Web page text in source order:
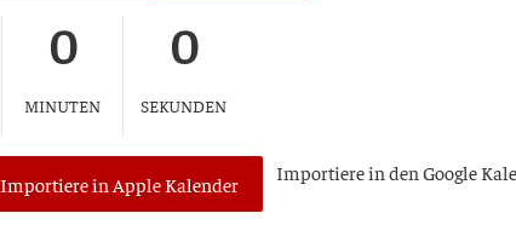
0
MINUTEN
0
SEKUNDEN
Importiere in Apple Kalender Impor­tie­re in den Goog­le